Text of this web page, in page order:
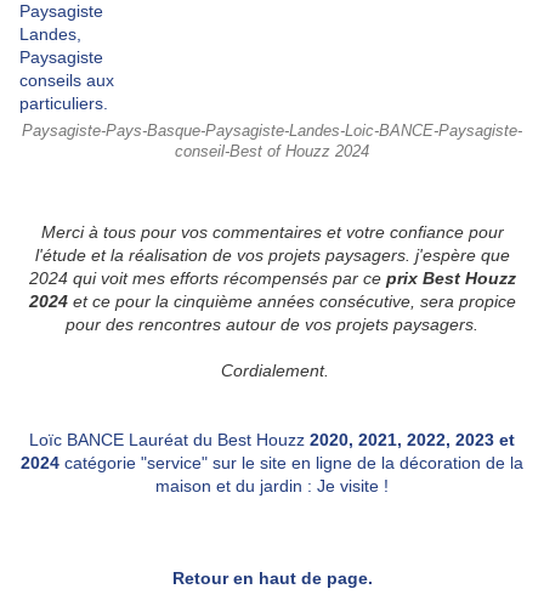
Paysagiste-Pays-Basque-Paysagiste-Landes-Loic-BANCE-Paysagiste-
conseil-Best of Houzz 2024
Merci à tous pour vos commentaires et votre confiance pour
l'étude et la réalisation de vos projets paysagers. j'espère que
2024 qui voit mes efforts récompensés par ce prix Best Houzz
2024et ce pour la cinquième années consécutive, sera propice
pour des rencontres autour de vos projets paysagers.
Cordialement.
Loïc BANCE Lauréat du Best Houzz 2020, 2021, 2022, 2023 et
2024 catégorie "service" sur le site en ligne de la décoration de la
maison et du jardin : Je visite !
Retour en haut de page.